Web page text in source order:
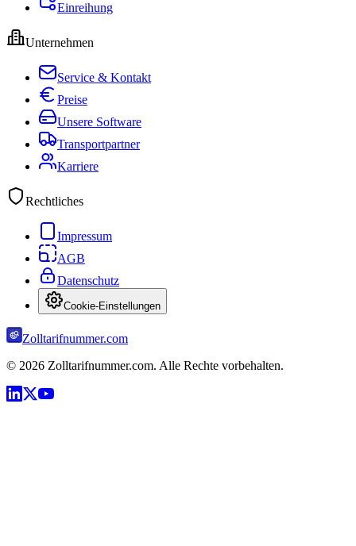
Einreihung
Unternehmen
Service & Kontakt
Preise
Unsere Software
Transportpartner
Karriere
Rechtliches
Impressum
AGB
Datenschutz
Cookie-Einstellungen
Zolltarifnummer.com
© 2026 Zolltarifnummer.com. Alle Rechte vorbehalten.